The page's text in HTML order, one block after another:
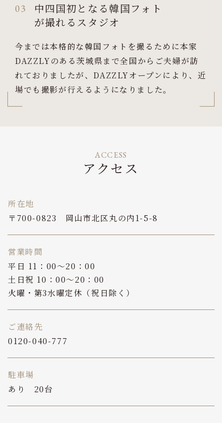
03
中四国初となる韓国フォト
が撮れるスタジオ
今までは本格的な韓国フォトを撮るために本家
DAZZLYのある茨城県まで全国からご夫婦が訪
れておりましたが、DAZZLYオープンにより、近
場でも撮影が行えるようになりました。
ACCESS
アクセス
所在地
〒700-0823 岡山市北区丸の内1-5-8
営業時間
平日 11：00～20：00
土日祝 10：00～20：00
火曜・第3水曜定休（祝日除く）
ご連絡先
0120-040-777
駐車場
あり 20台